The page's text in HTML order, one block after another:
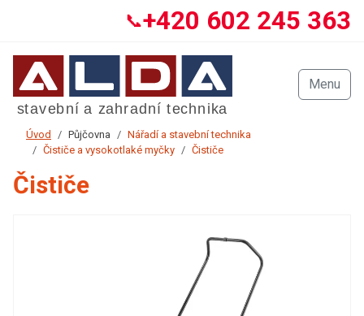
📞+420 602 245 363
Menu
Úvod Půjčovna
Nářadí a stavební technika
Čističe a vysokotlaké myčky
Čističe
Čističe